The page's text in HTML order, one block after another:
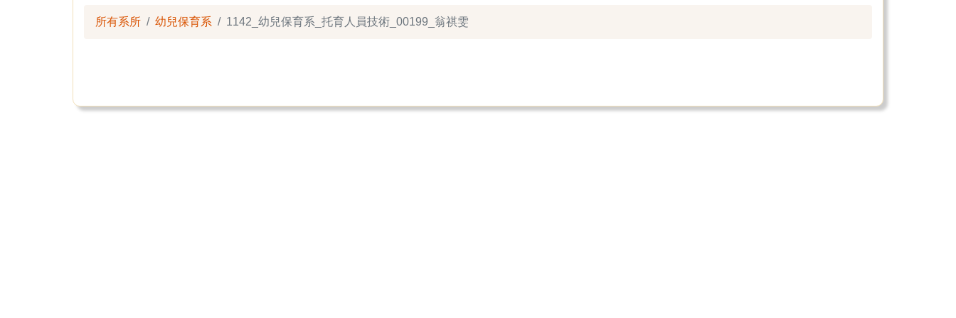
所有系所 幼兒保育系 1142_幼兒保育系_托育人員技術_00199_翁祺雯